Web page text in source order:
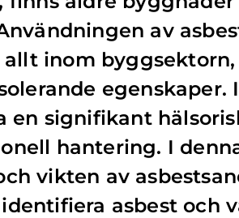
av
inom byggsektorn,
egenskaper.
en signifikant
hantering. I
vikten av
asbest och